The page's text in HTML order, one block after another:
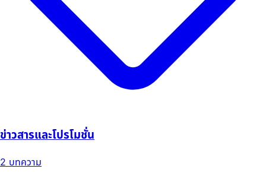
ข่าวสารและโปรโมชั่น
2 บทความ